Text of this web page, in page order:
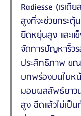
Radiesse (เรเ
สูงที่จะช่วยกระตุ้
ยืดหยุ่นสูง และแ
จัดการปัญหาริ้วร
ประสิทธิภาพ ขณ
บกพร่องบนใบห
มอบผลลัพธ์ยาว
สูง ฉีดแล้วไม่เป็